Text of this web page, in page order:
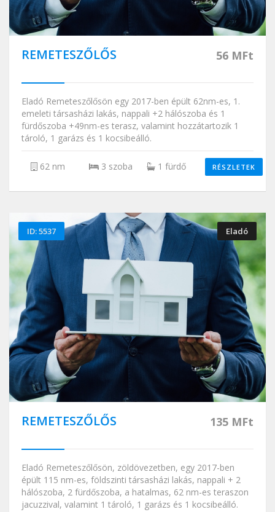
REMETESZŐLŐS 56 MFt
Eladó Remeteszőlősön egy 2017-ben épült 62nm-es, 1.
emeleti társasházi lakás, nappali +2 hálószoba és 1
fürdőszoba +49nm-es terasz, valamint hozzátartozik 1
tároló, 1 garázs és 1 kocsibeálló.
62 nm 3 szoba 1 fürdő RÉSZLETEK
ID: 5537 Eladó
REMETESZŐLŐS 135 MFt
Eladó Remeteszőlősön, zöldövezetben, egy 2017-ben
épült 115 nm-es, földszinti társasházi lakás, nappali + 2
hálószoba, 2 fürdőszoba, a hatalmas, 62 nm-es teraszon
jacuzzival, valamint 1 tároló, 1 garázs és 1 kocsibeálló.